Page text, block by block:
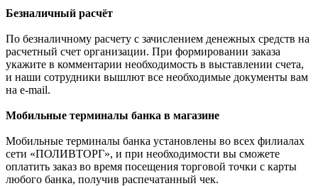
Безналичный расчёт
По безналичному расчету с зачислением денежных средств на
расчетный счет организации. При формировании заказа
укажите в комментарии необходимость в выставлении счета,
и наши сотрудники вышлют все необходимые документы вам
на e-mail.
Мобильные терминалы банка в магазине
Мобильные терминалы банка установлены во всех филиалах
сети «ПОЛИВТОРГ», и при необходимости вы сможете
оплатить заказ во время посещения торговой точки с карты
любого банка, получив распечатанный чек.